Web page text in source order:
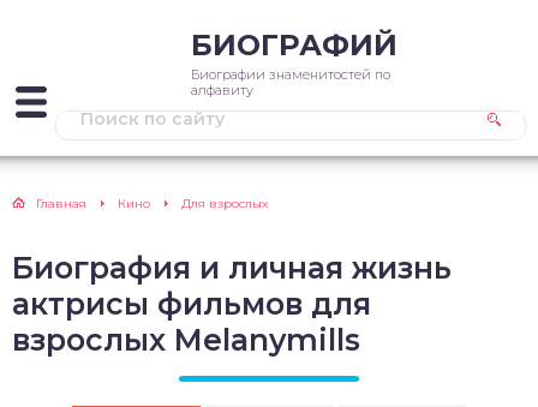
БИОГРАФИЙ
Биографии знаменитостей по
алфавиту
Главная Кино Для взрослых
Биография и личная жизнь
актрисы фильмов для
взрослых Melanymills